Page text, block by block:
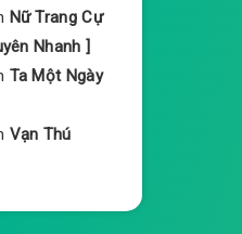
Nữ Trang Cự
Nhanh ]
Ta Một Ngày
Vạn Thú